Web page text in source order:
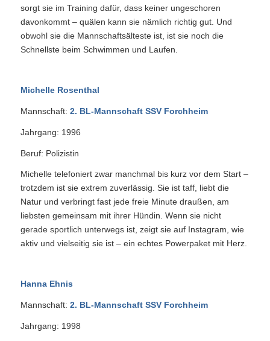
sorgt sie im Training dafür, dass keiner ungeschoren
davonkommt – quälen kann sie nämlich richtig gut. Und
obwohl sie die Mannschaftsälteste ist, ist sie noch die
Schnellste beim Schwimmen und Laufen.
Michelle Rosenthal
Mannschaft: 2. BL-Mannschaft SSV Forchheim
Jahrgang: 1996
Beruf: Polizistin
Michelle telefoniert zwar manchmal bis kurz vor dem Start –
trotzdem ist sie extrem zuverlässig. Sie ist taff, liebt die
Natur und verbringt fast jede freie Minute draußen, am
liebsten gemeinsam mit ihrer Hündin. Wenn sie nicht
gerade sportlich unterwegs ist, zeigt sie auf Instagram, wie
aktiv und vielseitig sie ist – ein echtes Powerpaket mit Herz.
Hanna Ehnis
Mannschaft: 2. BL-Mannschaft SSV Forchheim
Jahrgang: 1998